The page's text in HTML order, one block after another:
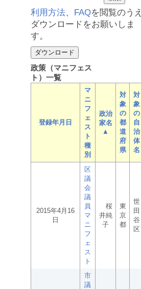
利用方法、 FAQを閲覧のうえ
ダウンロードをお願いしま
す。
政策（マニフェス
ト）一覧
登録年月日
マ
ニ
フ
ェ
ス
ト
種
別
政治
家名
▲
対
象
の
都
道
府
県
対
象
の
自
治
体
名
2015年4月16
日
区
議
会
議
員
マ
ニ
フ
ェ
ス
ト
桜
井純
子
東
京
都
世
田
谷
区
市
議